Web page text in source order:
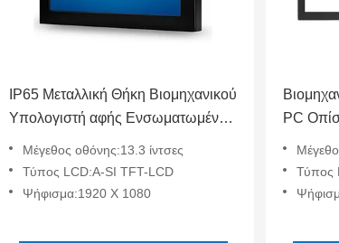
IP65 Μεταλλική Θήκη Βιομηχανικού
Υπολογιστή αφής Ενσωματωμένο
Μέγεθος οθόνης:13.3 ίντσες
Τύπος LCD:A-SI TFT-LCD
Ψήφισμα:1920 X 1080
PC
Τύπος